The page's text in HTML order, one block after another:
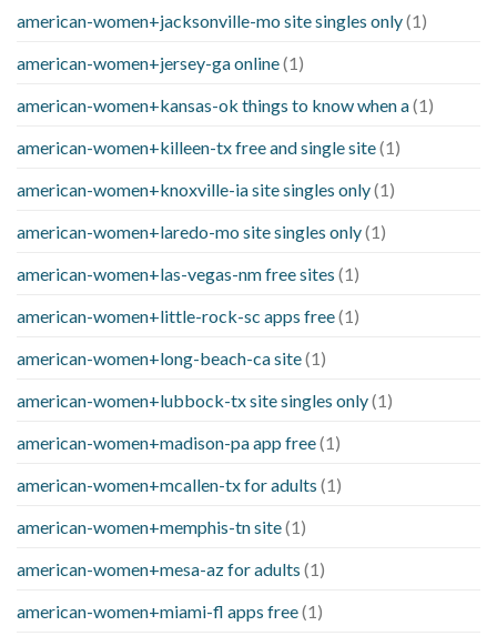
american-women+jacksonville-mo site singles only(1)
american-women+jersey-ga online(1)
american-women+kansas-ok things to know when a(1)
american-women+killeen-tx free and single site(1)
american-women+knoxville-ia site singles only(1)
american-women+laredo-mo site singles only(1)
american-women+las-vegas-nm free sites (1)
american-women+little-rock-sc apps free(1)
american-women+long-beach-ca site(1)
american-women+lubbock-tx site singles only(1)
american-women+madison-pa app free(1)
american-women+mcallen-tx for adults (1)
american-women+memphis-tn site(1)
american-women+mesa-az for adults (1)
american-women+miami-fl apps free(1)